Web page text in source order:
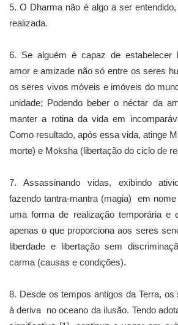
5. O Dharma não é algo a ser
realizada.
6. Se alguém é capaz de estabelecer
amor e amizade não só entre os seres
os seres vivos móveis e imóveis do
unidade; Podendo beber o néctar da
manter a rotina da vida em
Como resultado, após essa vida, atinge
morte) e Moksha (libertação do ciclo de
7. Assassinando vidas, exibindo
fazendo tantra-mantra (magia) em
uma forma de realização temporária e
apenas o que proporciona aos seres
liberdade e libertação sem
carma (causas e condições).
8. Desde os tempos antigos da Terra,
à deriva no oceano da ilusão. Tendo